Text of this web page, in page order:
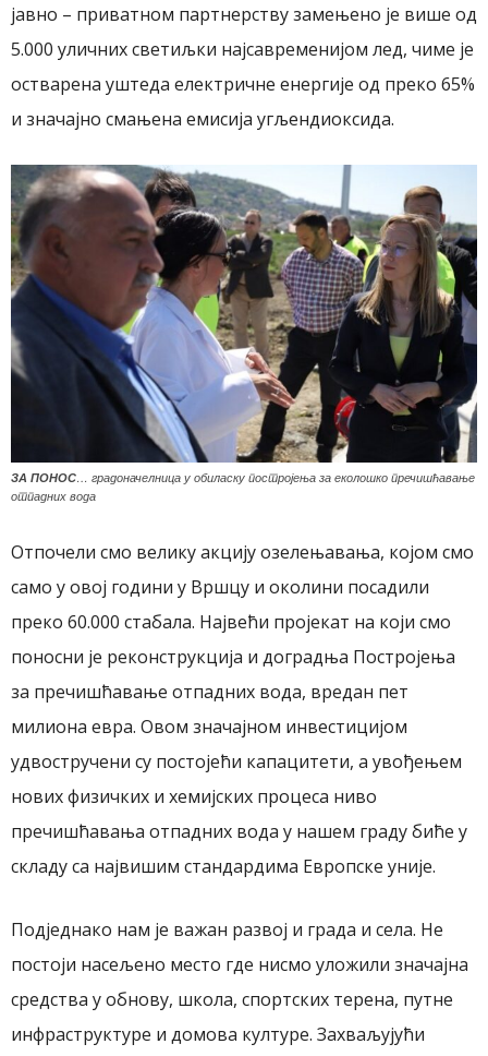
јавно – приватном партнерству замењено је више од
5.000 уличних светиљки најсавременијом лед, чиме је
остварена уштеда електричне енергије од преко 65%
и значајно смањена емисија угљендиоксида.
ЗА ПОНОС… градоначелница у обиласку постројења за еколошко пречишћавање
отпадних вода
Отпочели смо велику акцију озелењавања, којом смо
само у овој години у Вршцу и околини посадили
преко 60.000 стабала. Највећи пројекат на који смо
поносни је реконструкција и доградња Постројења
за пречишћавање отпадних вода, вредан пет
милиона евра. Овом значајном инвестицијом
удвостручени су постојећи капацитети, а увођењем
нових физичких и хемијских процеса ниво
пречишћавања отпадних вода у нашем граду биће у
складу са највишим стандардима Европске уније.
Подједнако нам је важан развој и града и села. Не
постоји насељено место где нисмо уложили значајна
средства у обнову, школа, спортских терена, путне
инфраструктуре и домова културе. Захваљујући